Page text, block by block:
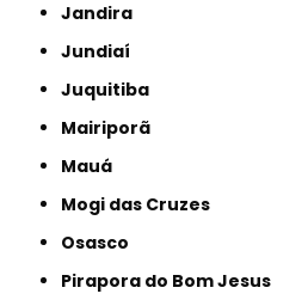
Jandira
Jundiaí
Juquitiba
Mairiporã
Mauá
Mogi das Cruzes
Osasco
Pirapora do Bom Jesus